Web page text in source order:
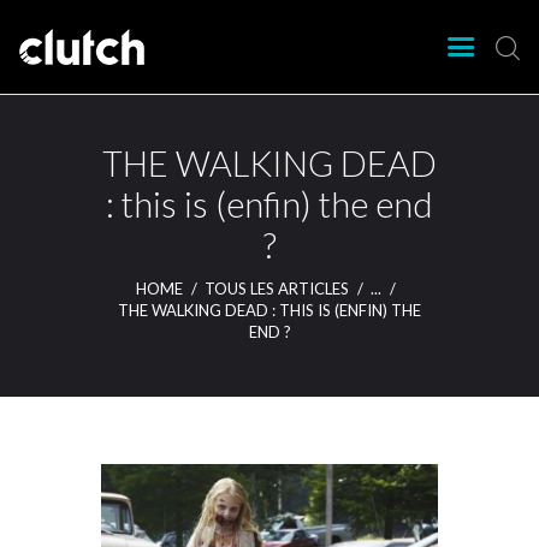
THE WALKING DEAD
: this is (enfin) the end
?
HOME TOUS LES ARTICLES
...
THE WALKING DEAD : THIS IS (ENFIN) THE
END ?
Clutch Webzine
Agenda
Nos éditions
Magazine
Lieux